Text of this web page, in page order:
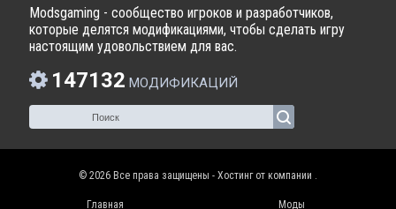
Modsgaming - сообщество игроков и разработчиков,
которые делятся модификациями, чтобы сделать игру
настоящим удовольствием для вас.
147132 МОДИФИКАЦИЙ
© 2026 Все права защищены - Хостинг от компании .
Главная Моды